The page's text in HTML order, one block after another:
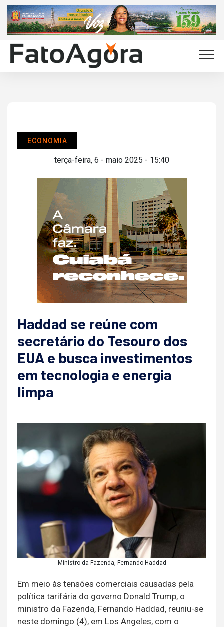
ECONOMIA
terça-feira, 6 - maio 2025 - 15:40
Haddad se reúne com
secretário do Tesouro dos
EUA e busca investimentos
em tecnologia e energia
limpa
Ministro da Fazenda, Fernando Haddad
Em meio às tensões comerciais causadas pela
política tarifária do governo Donald Trump, o
ministro da Fazenda, Fernando Haddad, reuniu-se
neste domingo (4), em Los Angeles, com o